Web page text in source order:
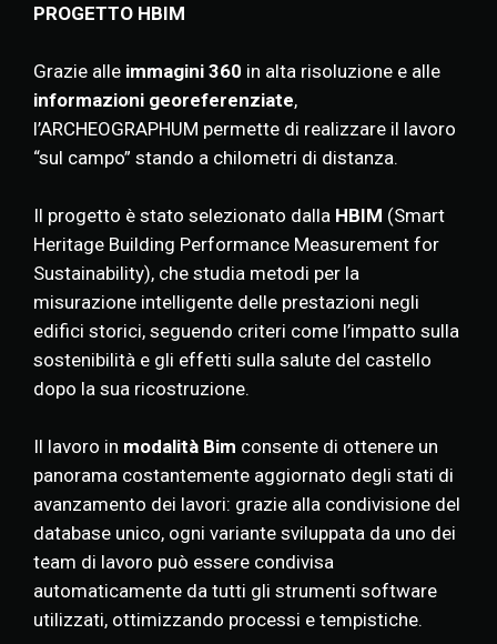
PROGETTO HBIM
Grazie alle immagini 360 in alta risoluzione e alle
informazioni georeferenziate,
l’ARCHEOGRAPHUM permette di realizzare il lavoro
“sul campo” stando a chilometri di distanza.
Il progetto è stato selezionato dalla HBIM (Smart
Heritage Building Performance Measurement for
Sustainability), che studia metodi per la
misurazione intelligente delle prestazioni negli
edifici storici, seguendo criteri come l’impatto sulla
sostenibilità e gli effetti sulla salute del castello
dopo la sua ricostruzione.
Il lavoro in modalità Bim consente di ottenere un
panorama costantemente aggiornato degli stati di
avanzamento dei lavori: grazie alla condivisione del
database unico, ogni variante sviluppata da uno dei
team di lavoro può essere condivisa
automaticamente da tutti gli strumenti software
utilizzati, ottimizzando processi e tempistiche.